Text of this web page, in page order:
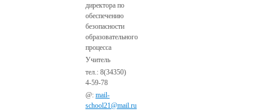
директора по
обеспечению
безопасности
образовательного
процесса
Учитель
тел.: 8(34350)
4-59-78
@: mail-
school21@mail.ru